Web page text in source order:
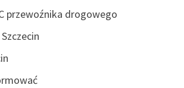
przewoźnika drogowego